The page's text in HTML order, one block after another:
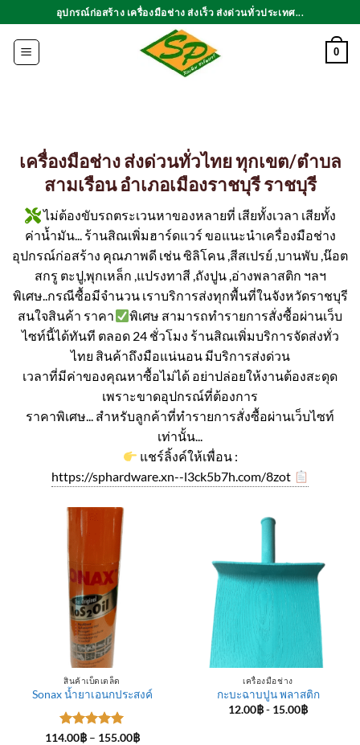
ไป
เนื้อหา
อุปกรณ์ก่อสร้าง เครื่องมือช่าง ส่งเร็ว ส่งด่วนทั่วประเทศ...
0
เครื่องมือช่าง ส่งด่วนทั่วไทย ทุกเขต/ตำบล
สามเรือน อำเภอเมืองราชบุรี ราชบุรี
ไม่ต้องขับรถตระเวนหาของหลายที่ เสียทั้งเวลา เสียทั้ง
ค่าน้ำมัน... ร้านสิณเพิ่มฮาร์ดแวร์ ขอแนะนำเครื่องมือช่าง
อุปกรณ์ก่อสร้าง คุณภาพดี เช่น ซิลิโคน ,สีสเปรย์ ,บานพับ ,น๊อต
สกรู ตะปู,พุกเหล็ก ,แปรงทาสี ,ถังปูน ,อ่างพลาสติก ฯลฯ
พิเศษ..กรณีซื้อมีจำนวน เราบริการส่งทุกพื้นที่ในจังหวัดราชบุรี
สนใจสินค้า ราคา
พิเศษ สามารถทำรายการสั่งซื้อผ่านเว็บ
ไซท์นี้ได้ทันที ตลอด 24 ชั่วโมง ร้านสิณเพิ่มบริการจัดส่งทั่ว
ไทย สินค้าถึงมือแน่นอน มีบริการส่งด่วน
เวลาที่มีค่าของคุณหาซื้อไม่ได้ อย่าปล่อยให้งานต้องสะดุด
เพราะขาดอุปกรณ์ที่ต้องการ
ราคาพิเศษ... สำหรับลูกค้าที่ทำรายการสั่งซื้อผ่านเว็บไซท์
เท่านั้น...
แชร์ลิ้งค์ให้เพื่อน :
https://sphardware.xn--l3ck5b7h.com/8zot
สินค้าเบ็ดเตล็ด
Sonax น้ำยาเอนกประสงค์
ให้คะแนน
114.00฿ – 155.00฿Price
เครื่องมือช่าง
กะบะฉาบปูน พลาสติก
12.00฿- 15.00฿